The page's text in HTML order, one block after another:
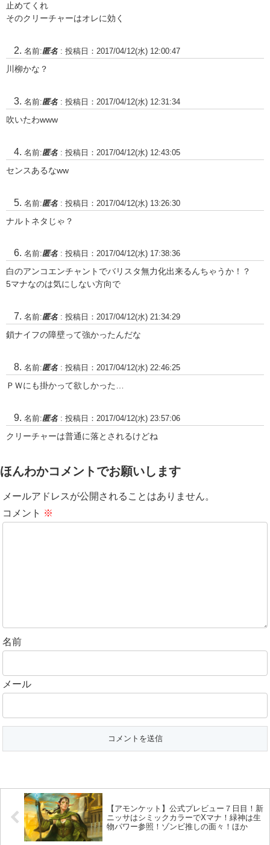
止めてくれ
そのクリーチャーはオレに効く
名前:匿名 : 投稿日：2017/04/12(水) 12:00:47
川柳かな？
名前:匿名 : 投稿日：2017/04/12(水) 12:31:34
吹いたわwww
名前:匿名 : 投稿日：2017/04/12(水) 12:43:05
センスあるなww
名前:匿名 : 投稿日：2017/04/12(水) 13:26:30
ナルトネタじゃ？
名前:匿名 : 投稿日：2017/04/12(水) 17:38:36
白のアンコエンチャントでバリスタ無力化出来るんちゃうか！？
5マナなのは気にしない方向で
名前:匿名 : 投稿日：2017/04/12(水) 21:34:29
鎖ナイフの障壁って強かったんだな
名前:匿名 : 投稿日：2017/04/12(水) 22:46:25
ＰＷにも掛かって欲しかった…
名前:匿名 : 投稿日：2017/04/12(水) 23:57:06
クリーチャーは普通に落とされるけどね
ほんわかコメントでお願いします
メールアドレスが公開されることはありません。
コメント ※
名前
メール
【アモンケット】公式プレビュー７日目！新
ニッサはシミックカラーでXマナ！緑神は生
物パワー参照！ゾンビ推しの面々！ほか